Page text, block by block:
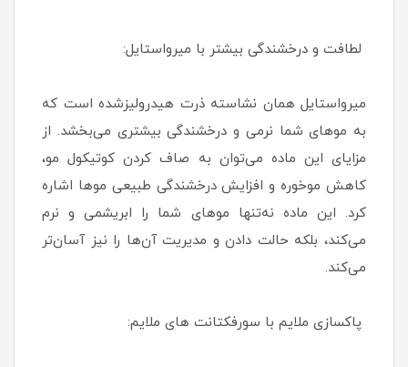
لطافت و درخشندگی بیشتر با میرواستایل:
میرواستایل همان نشاسته ذرت هیدرولیزشده است که
به موهای شما نرمی و درخشندگی بیشتری می‌بخشد. از
مزایای این ماده می‌توان به صاف کردن کوتیکول مو،
کاهش موخوره و افزایش درخشندگی طبیعی موها اشاره
کرد. این ماده نه‌تنها موهای شما را ابریشمی و نرم
می‌کند، بلکه حالت دادن و مدیریت آن‌ها را نیز آسان‌تر
می‌کند.
پاکسازی ملایم با سورفکتانت های ملایم: